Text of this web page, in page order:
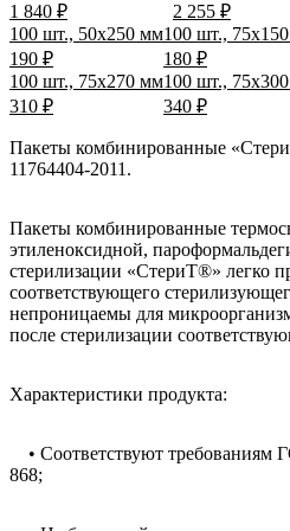
1 840 ₽
2 255 ₽
100 шт., 50x250 мм
190 ₽
100 шт.,
180 ₽
100 шт., 75x270 мм
310 ₽
100 шт.,
340 ₽
Пакеты комбинированные
11764404-2011.
Пакеты комбинированные
этиленоксидной,
стерилизации «СтериТ®» легко
соответствующего
непроницаемы для
после стерилизации
Характеристики продукта:
• Соответствуют требованиям
868;